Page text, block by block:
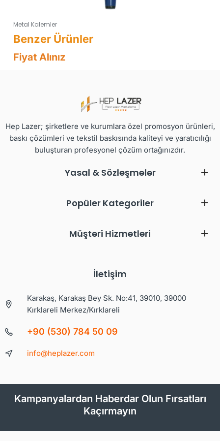
Metal Kalemler
Fiyat Alınız
Hep Lazer; şirketlere ve kurumlara özel promosyon ürünleri,
baskı çözümleri ve tekstil baskısında kaliteyi ve yaratıcılığı
buluşturan profesyonel çözüm ortağınızdır.
Yasal & Sözleşmeler
Popüler Kategoriler
Müşteri Hizmetleri
İletişim
Karakaş, Karakaş Bey Sk. No:41, 39010, 39000
Kırklareli Merkez/Kırklareli
+90 (530) 784 50 09
info@heplazer.com
Kampanyalardan Haberdar Olun Fırsatları
Kaçırmayın